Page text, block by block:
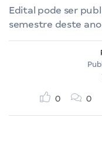
Edital pode ser
semestre deste ano
0 0